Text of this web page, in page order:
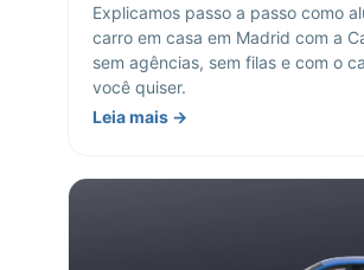
Explicamos passo a passo como
carro em casa em Madrid com a
sem agências, sem filas e com o
você quiser.
Leia mais →